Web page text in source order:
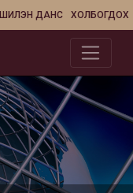
ХОЛБОГДОХ
ШИЛЭН ДАНС